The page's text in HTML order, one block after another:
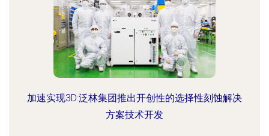
加速实现3D:泛林集团推出开创性的选择性刻蚀解决
方案技术开发